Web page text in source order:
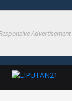
Advertisement